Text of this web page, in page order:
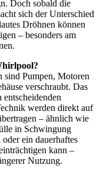
Doch sobald die
sich der Unterschied
Dröhnen können
– besonders am
Pumpen, Motoren
verschraubt. Das
entscheidenden
werden direkt auf
– ähnlich wie
in Schwingung
ein dauerhaftes
kann –
Nutzung.